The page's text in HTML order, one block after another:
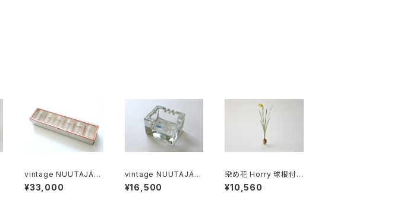
vintage NUUTAJÄR
VI RUSTICA tumbler
clear 6p gift set / ヴ
¥33,000
vintage NUUTAJÄR
VI 6625 CIGARO ash
tray / ヴィンテージ ヌ
¥16,500
染め花 Horry 球根付き
原種のスイセン (1輪)
¥10,560